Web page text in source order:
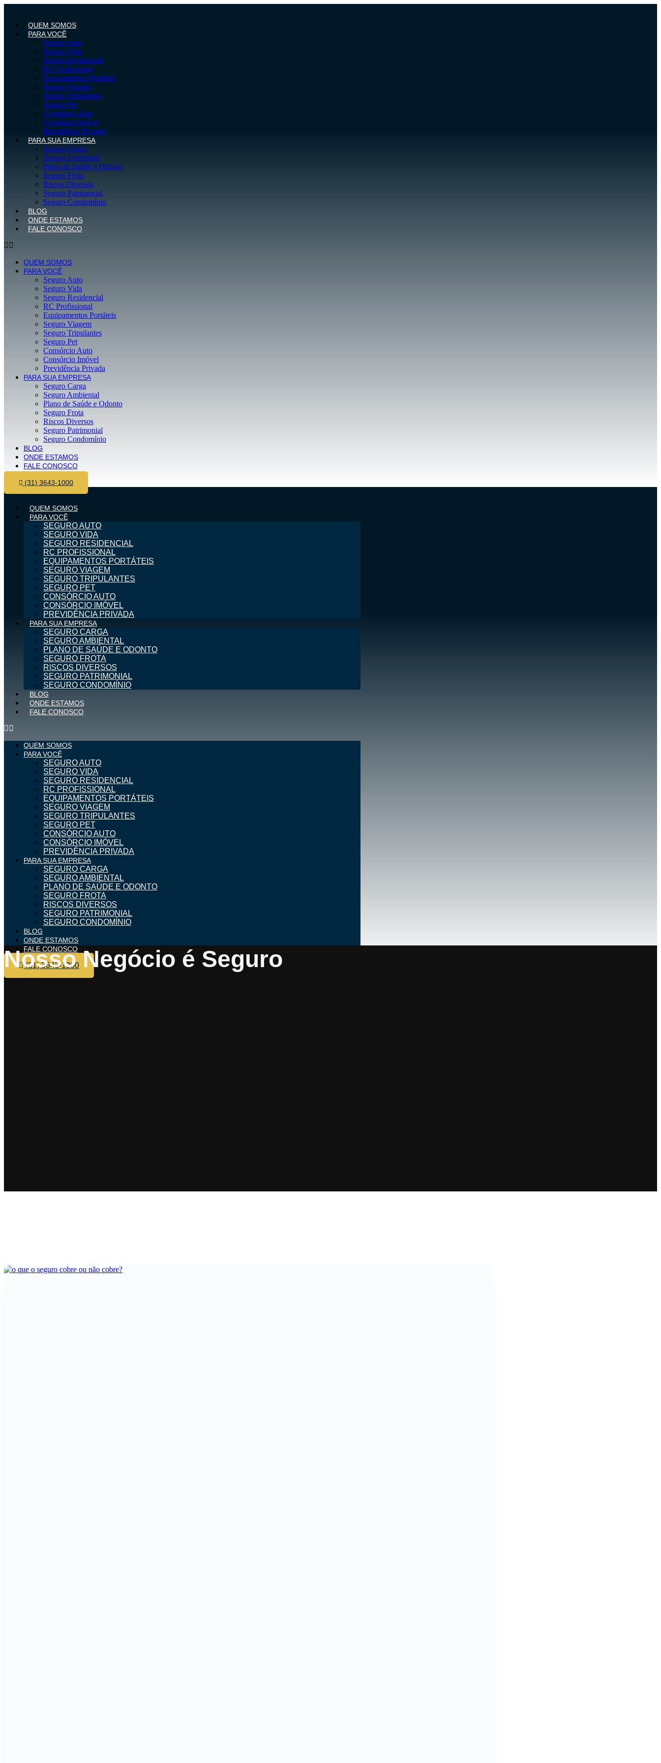
conteúdo
QUEM SOMOS
PARA VOCÊ
Seguro Auto
Seguro Vida
Seguro Residencial
RC Profissional
Equipamentos Portáteis
Seguro Viagem
Seguro Tripulantes
Seguro Pet
Consórcio Auto
Consórcio Imóvel
Previdência Privada
PARA SUA EMPRESA
Seguro Carga
Seguro Ambiental
Plano de Saúde e Odonto
Seguro Frota
Riscos Diversos
Seguro Patrimonial
Seguro Condomínio
BLOG
ONDE ESTAMOS
FALE CONOSCO
QUEM SOMOS
PARA VOCÊ
Seguro Auto
Seguro Vida
Seguro Residencial
RC Profissional
Equipamentos Portáteis
Seguro Viagem
Seguro Tripulantes
Seguro Pet
Consórcio Auto
Consórcio Imóvel
Previdência Privada
PARA SUA EMPRESA
Seguro Carga
Seguro Ambiental
Plano de Saúde e Odonto
Seguro Frota
Riscos Diversos
Seguro Patrimonial
Seguro Condomínio
BLOG
ONDE ESTAMOS
FALE CONOSCO
(31) 3643-1000
QUEM SOMOS
PARA VOCÊ
SEGURO AUTO
SEGURO VIDA
SEGURO RESIDENCIAL
RC PROFISSIONAL
EQUIPAMENTOS PORTÁTEIS
SEGURO VIAGEM
SEGURO TRIPULANTES
SEGURO PET
CONSÓRCIO AUTO
CONSÓRCIO IMÓVEL
PREVIDÊNCIA PRIVADA
PARA SUA EMPRESA
SEGURO CARGA
SEGURO AMBIENTAL
PLANO DE SAÚDE E ODONTO
SEGURO FROTA
RISCOS DIVERSOS
SEGURO PATRIMONIAL
SEGURO CONDOMÍNIO
BLOG
ONDE ESTAMOS
FALE CONOSCO
QUEM SOMOS
PARA VOCÊ
SEGURO AUTO
SEGURO VIDA
SEGURO RESIDENCIAL
RC PROFISSIONAL
EQUIPAMENTOS PORTÁTEIS
SEGURO VIAGEM
SEGURO TRIPULANTES
SEGURO PET
CONSÓRCIO AUTO
CONSÓRCIO IMÓVEL
PREVIDÊNCIA PRIVADA
PARA SUA EMPRESA
SEGURO CARGA
SEGURO AMBIENTAL
PLANO DE SAÚDE E ODONTO
SEGURO FROTA
RISCOS DIVERSOS
SEGURO PATRIMONIAL
SEGURO CONDOMÍNIO
BLOG
ONDE ESTAMOS
FALE CONOSCO
(31) 3643-1000
Nosso Negócio é Seguro